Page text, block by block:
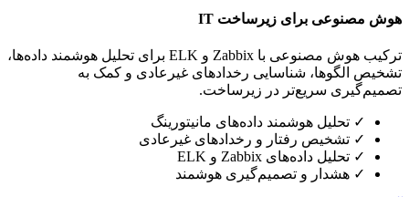
هوش مصنوعی برای زیرساخت IT
ترکیب هوش مصنوعی با Zabbix و ELK برای تحلیل هوشمند داده‌ها،
تشخیص الگوها، شناسایی رخدادهای غیرعادی و کمک به
تصمیم‌گیری سریع‌تر در زیرساخت.
✓ تحلیل هوشمند داده‌های مانیتورینگ
✓ تشخیص رفتار و رخدادهای غیرعادی
✓ تحلیل داده‌های Zabbix و ELK
✓ هشدار و تصمیم‌گیری هوشمند